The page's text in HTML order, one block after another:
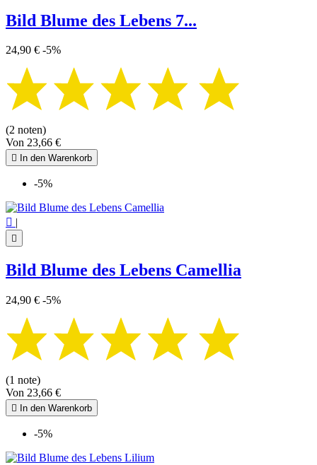
Bild Blume des Lebens 7...
24,90 € -5%
(2 noten)
Von 23,66 €
 In den Warenkorb
-5%
 |

Bild Blume des Lebens Camellia
24,90 € -5%
(1 note)
Von 23,66 €
 In den Warenkorb
-5%